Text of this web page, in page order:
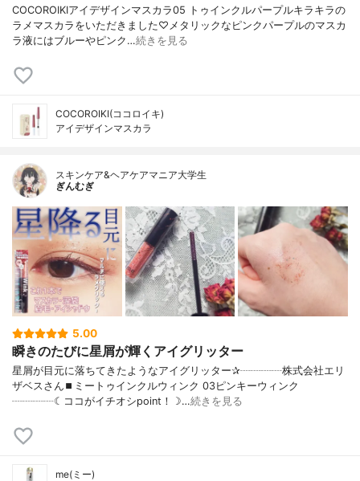
COCOROIKIアイデザインマスカラ05 トゥインクルパープルキラキラの
ラメマスカラをいただきました♡メタリックなピンクパープルのマスカ
ラ液にはブルーやピンク…続きを見る
COCOROIKI(ココロイキ)
アイデザインマスカラ
スキンケア&ヘアケアマニア大学生
ぎんむぎ
5.00
瞬きのたびに星屑が輝くアイグリッター
星屑が目元に落ちてきたようなアイグリッター✰┈┈┈┈株式会社エリ
ザベスさん⏹ミートゥインクルウィンク 03ピンキーウィンク
┈┈┈┈☾ココがイチオシpoint！☽…続きを見る
me(ミー)